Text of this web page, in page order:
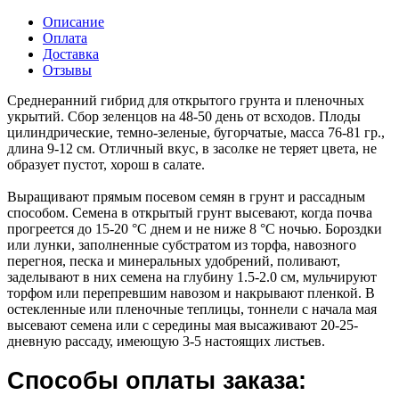
Описание
Оплата
Доставка
Отзывы
Среднеранний гибрид для открытого грунта и пленочных
укрытий. Сбор зеленцов на 48-50 день от всходов. Плоды
цилиндрические, темно-зеленые, бугорчатые, масса 76-81 гр.,
длина 9-12 см. Отличный вкус, в засолке не теряет цвета, не
образует пустот, хорош в салате.
Выращивают прямым посевом семян в грунт и рассадным
способом. Семена в открытый грунт высевают, когда почва
прогреется до 15-20 °C днем и не ниже 8 °C ночью. Бороздки
или лунки, заполненные субстратом из торфа, навозного
перегноя, песка и минеральных удобрений, поливают,
заделывают в них семена на глубину 1.5-2.0 см, мульчируют
торфом или перепревшим навозом и накрывают пленкой. В
остекленные или пленочные теплицы, тоннели с начала мая
высевают семена или с середины мая высаживают 20-25-
дневную рассаду, имеющую 3-5 настоящих листьев.
Способы оплаты заказа: